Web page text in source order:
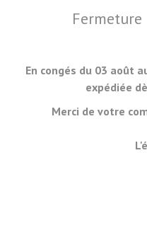
Fermeture
En congés du 03 août
expédiée
Merci de votre